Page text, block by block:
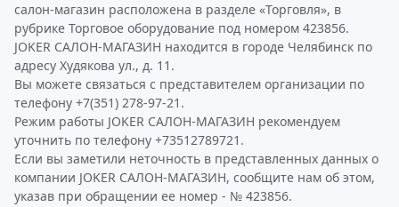
салон-магазин расположена в разделе «Торговля», в
рубрике Торговое оборудование под номером 423856.
JOKER САЛОН-МАГАЗИН находится в городе Челябинск по
адресу Худякова ул., д. 11.
Вы можете связаться с представителем организации по
телефону +7(351) 278-97-21.
Режим работы JOKER САЛОН-МАГАЗИН рекомендуем
уточнить по телефону +73512789721.
Если вы заметили неточность в представленных данных о
компании JOKER САЛОН-МАГАЗИН, сообщите нам об этом,
указав при обращении ее номер - № 423856.